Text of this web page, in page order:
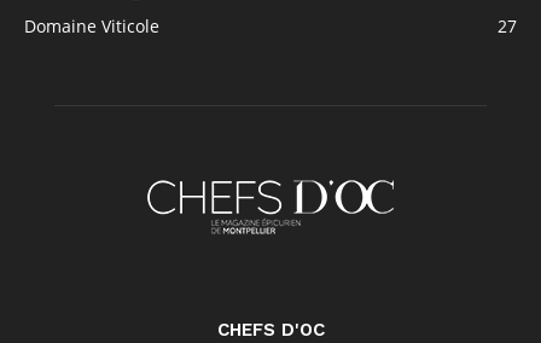
Domaine Viticole
27
CHEFS D'OC